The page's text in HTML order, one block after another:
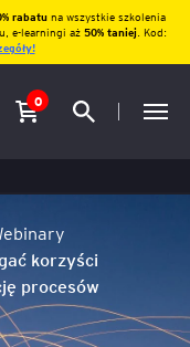
rabatu na wszystkie szkolenia
e-learningi aż 50% taniej. Kod:
0
korzyści
procesów